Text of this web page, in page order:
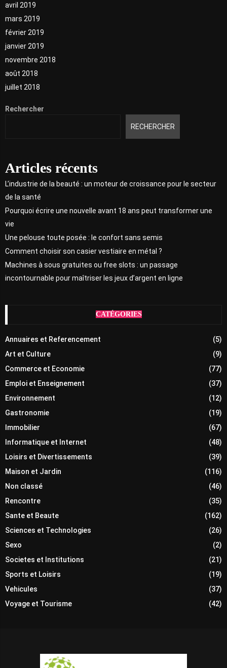
avril 2019
mars 2019
février 2019
janvier 2019
novembre 2018
août 2018
juillet 2018
Rechercher
RECHERCHER
Articles récents
L’industrie de la beauté : un moteur de croissance pour le secteur
de la santé
Pourquoi écrire une nouvelle avant 18 ans peut transformer une
vie
Une pelouse toute posée : le confort sans semis
Comment choisir son casier vestiaire en métal ?
Machines à sous gratuites ou free slots : un passage
incontournable pour maîtriser les jeux d’argent en ligne
CATÉGORIES
Annuaires et Referencement
(5)
Art et Culture
(9)
Commerce et Economie
(77)
Emploi et Enseignement
(37)
Environnement
(12)
Gastronomie
(19)
Immobilier
(67)
Informatique et Internet
(48)
Loisirs et Divertissements
(39)
Maison et Jardin
(116)
Non classé
(46)
Rencontre
(35)
Sante et Beaute
(162)
Sciences et Technologies
(26)
Sexo
(2)
Societes et Institutions
(21)
Sports et Loisirs
(19)
Vehicules
(37)
Voyage et Tourisme
(42)